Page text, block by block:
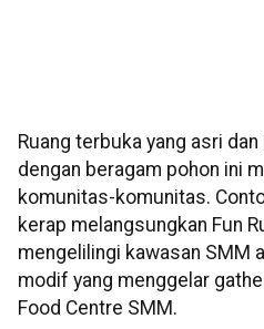
Ruang terbuka yang asri
dengan beragam pohon ini
komunitas-komunitas.
kerap melangsungkan Fun
mengelilingi kawasan SMM
modif yang menggelar
Food Centre SMM.